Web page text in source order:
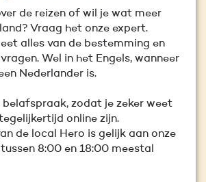
de reizen of wil je wat meer
Vraag het onze expert.
alles van de bestemming en
Wel in het Engels, wanneer
Nederlander is.
belafspraak, zodat je zeker weet
online zijn.
de local Hero is gelijk aan onze
8:00 en 18:00 meestal